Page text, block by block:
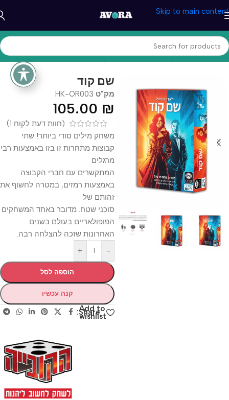
Skip to main content
עמוד הבית/משחקים וצעצעים/משחקי קופסא
שם קוד
מק"ט HK-OR003
105.00 ₪
(חוות דעת לקוח 1
)
משחק מילים סודי ביותר! שתי
קבוצות מתחרות זו בזו באמצעות רבי
מרגלים
המתקשרים עם חברי הקבוצה
באמצעות רמזים, במטרה לחשוף את
זהותם של
סוכני שטח. מדובר באחד המשחקים
הפופולאריים בעולם בשנים
האחרונות שזכה להצלחה רבה.
-
+
הוספה לסל
קנה עכשיו
Add to
wishlist
Share: